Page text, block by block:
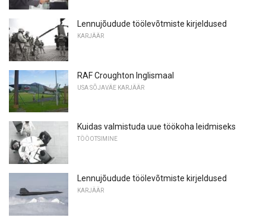
Lennujõudude töölevõtmiste kirjeldused
KARJÄÄR
RAF Croughton Inglismaal
USA SÕJAVÄE KARJÄÄR
Kuidas valmistuda uue töökoha leidmiseks
TÖÖOTSIMINE
Lennujõudude töölevõtmiste kirjeldused
KARJÄÄR